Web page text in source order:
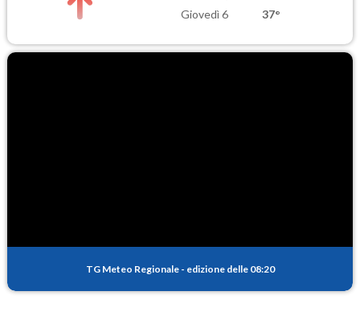
Giovedì 6 37°
TG Meteo Regionale - edizione delle 08:20